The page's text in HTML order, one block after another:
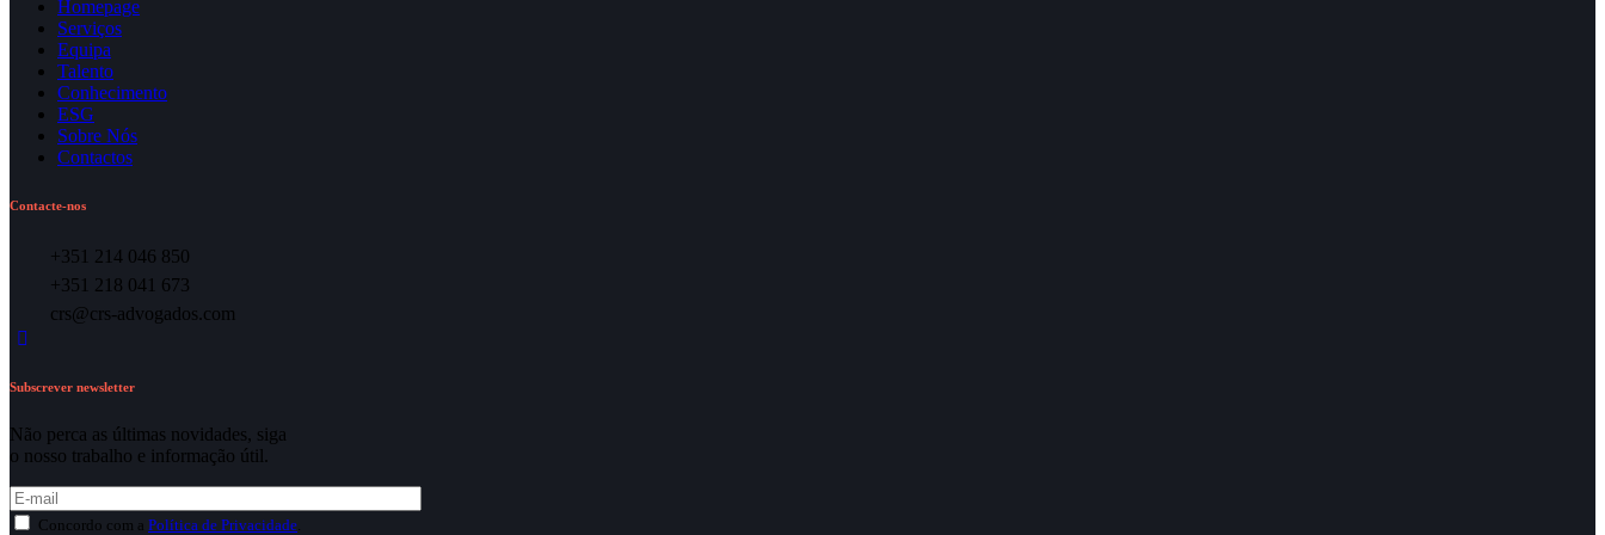
Homepage
Serviços
Equipa
Talento
Conhecimento
ESG
Sobre Nós
Contactos
Contacte-nos
+351 214 046 850
+351 218 041 673
crs@crs-advogados.com
Subscrever newsletter
Não perca as últimas novidades, siga
o nosso trabalho e informação útil.
Concordo com a Política de Privacidade.